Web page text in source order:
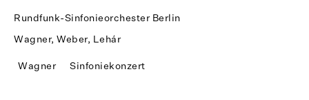
Rundfunk-Sinfonieorchester Berlin
Wagner, Weber, Lehár
Wagner Sinfoniekonzert